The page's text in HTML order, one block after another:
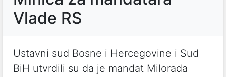
Vlade RS
Ustavni sud Bosne i Hercegovine i Sud
BiH utvrdili su da je mandat Milorada